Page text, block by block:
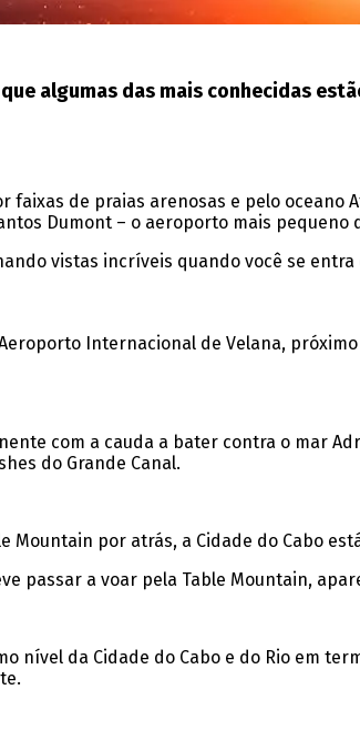
algumas das mais conhecidas
de praias arenosas e pelo
Dumont – o aeroporto mais
vistas incríveis quando você se entra
Internacional de Velana,
com a cauda a bater contra o mar
do Grande Canal.
Mountain por atrás, a Cidade do Cabo
passar a voar pela Table Mountain,
nível da Cidade do Cabo e do Rio em